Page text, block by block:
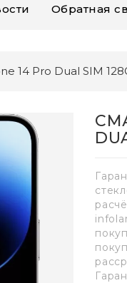
Обратная
14 Pro Dual SIM